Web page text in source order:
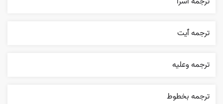
ترجمه ٱیت
ترجمه وعليه
ترجمه بخطوط